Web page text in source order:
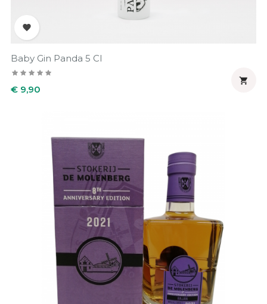

Baby Gin Panda 5 Cl
Prijs
€ 9,90
